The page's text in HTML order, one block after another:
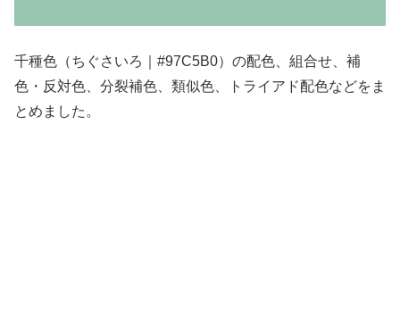
千種色（ちぐさいろ｜#97C5B0）の配色、組合せ、補
色・反対色、分裂補色、類似色、トライアド配色などをま
とめました。